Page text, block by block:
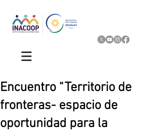
Encuentro “Territorio de
fronteras- espacio de
oportunidad para la